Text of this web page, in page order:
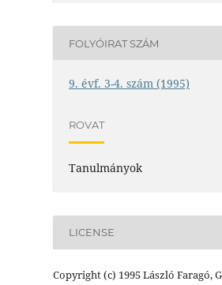
FOLYÓIRAT SZÁM
9. évf. 3-4. szám (1995)
ROVAT
Tanulmányok
LICENSE
Copyright (c) 1995 László Faragó,